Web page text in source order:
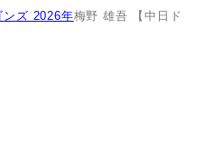
ンズ 2026年梅野 雄吾 【中日ド